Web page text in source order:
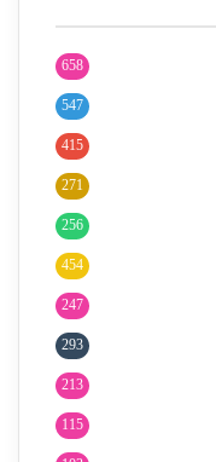
658
547
415
271
256
454
247
293
213
115